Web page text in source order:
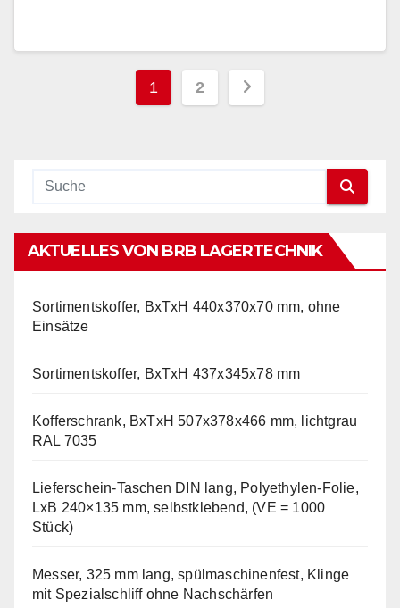
1 2
AKTUELLES VON BRB LAGERTECHNIK
Sortimentskoffer, BxTxH 440x370x70 mm, ohne
Einsätze
Sortimentskoffer, BxTxH 437x345x78 mm
Kofferschrank, BxTxH 507x378x466 mm, lichtgrau
RAL 7035
Lieferschein-Taschen DIN lang, Polyethylen-Folie,
LxB 240×135 mm, selbstklebend, (VE = 1000
Stück)
Messer, 325 mm lang, spülmaschinenfest, Klinge
mit Spezialschliff ohne Nachschärfen